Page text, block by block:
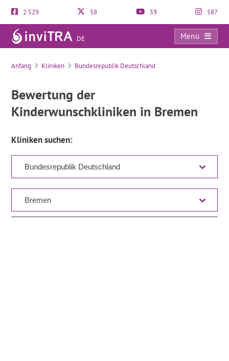
2.529 58 59 587
DE
Menü
Verzeichnis
Anfang Kliniken Bundesrepublik Deutschland
Bewertung der
Kinderwunschkliniken in Bremen
Kliniken suchen: